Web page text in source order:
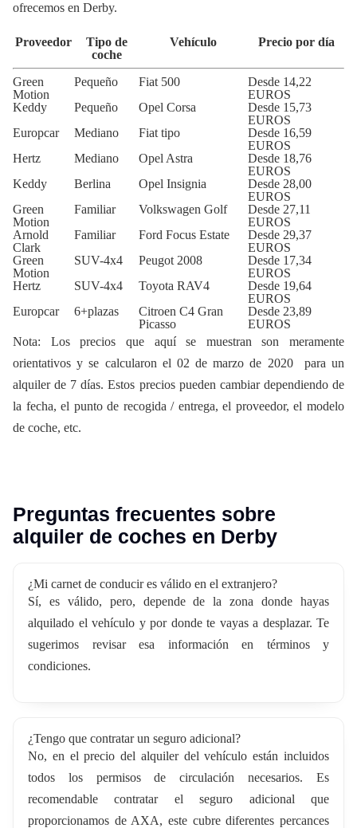
ofrecemos en Derby.
Proveedor
Tipo de
coche
Vehículo Precio por día
Green
Motion
Pequeño Fiat 500
Desde 14,22
EUROS
Keddy
Pequeño Opel Corsa
Desde 15,73
EUROS
Europcar
Mediano Fiat tipo
Desde 16,59
EUROS
Hertz
Mediano Opel Astra
Desde 18,76
EUROS
Keddy
Berlina Opel Insignia
Desde 28,00
EUROS
Green
Motion
Familiar Volkswagen Golf
Desde 27,11
EUROS
Arnold
Clark
Familiar Ford Focus Estate
Desde 29,37
EUROS
Green
Motion
SUV-4x4 Peugot 2008
Desde 17,34
EUROS
Hertz
SUV-4x4 Toyota RAV4
Desde 19,64
EUROS
Europcar
6+plazas
Citroen C4 Gran
Picasso
Desde 23,89
EUROS
Nota: Los precios que aquí se muestran son meramente
orientativos y se calcularon el 02 de marzo de 2020 para un
alquiler de 7 días. Estos precios pueden cambiar dependiendo de
la fecha, el punto de recogida / entrega, el proveedor, el modelo
de coche, etc.
Preguntas frecuentes sobre
alquiler de coches en Derby
¿Mi carnet de conducir es válido en el extranjero?
Sí, es válido, pero, depende de la zona donde hayas
alquilado el vehículo y por donde te vayas a desplazar. Te
sugerimos revisar esa información en términos y
condiciones.
¿Tengo que contratar un seguro adicional?
No, en el precio del alquiler del vehículo están incluidos
todos los permisos de circulación necesarios. Es
recomendable contratar el seguro adicional que
proporcionamos de AXA, este cubre diferentes percances